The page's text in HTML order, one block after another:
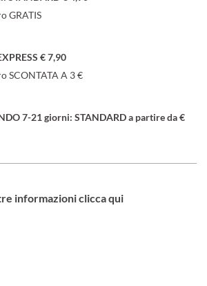
GRATIS
€ 7,90
SCONTATA A 3 €
7-21 giorni: STANDARD a partire da €
informazioni clicca qui